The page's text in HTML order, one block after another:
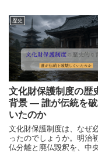
歴史
文化財保護制度の歴
背景 ― 誰が伝統を
いたのか
文化財保護制度は、なぜ
ったのでしょうか。明治
仏分離と廃仏毀釈を、中